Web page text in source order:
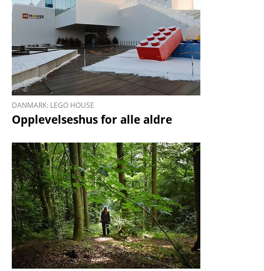
DANMARK: LEGO HOUSE
Opplevelseshus for alle aldre